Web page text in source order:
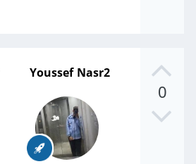
0
Youssef Nasr2